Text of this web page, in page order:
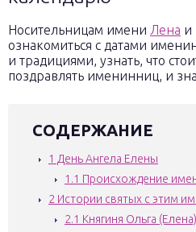
Носительницам имени Лена и
ознакомиться с датами
и традициями, узнать, что
поздравлять именинниц, и
СОДЕРЖАНИЕ
1 День Ангела Елены
1.1 Происхождение
2 Истории святых с этим
2.1 Княгиня Ольга (Елена)